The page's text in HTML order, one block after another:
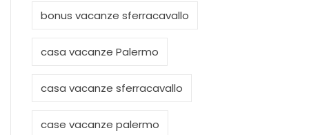
bonus vacanze sferracavallo
casa vacanze Palermo
casa vacanze sferracavallo
case vacanze palermo